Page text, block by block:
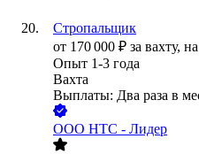
Стропальщик
от 170 000 ₽ за вахту,
Опыт 1-3 года
Вахта
Выплаты: Два раза в
ООО НТС - Лидер